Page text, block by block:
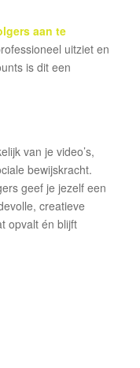
aan te
uitziet en
is dit een
van je video’s,
bewijskracht.
geef je jezelf een
creatieve
opvalt én blijft